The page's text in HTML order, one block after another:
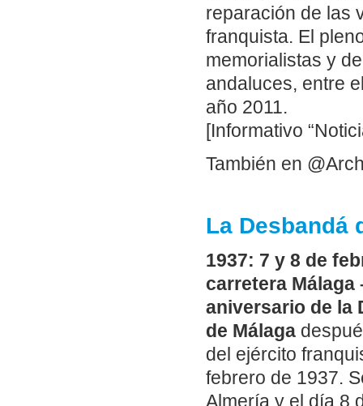
reparación de las
franquista. El
memorialistas y
andaluces, entre
año 2011.
[Informativo
También en
La Desbandá
1937: 7 y 8 de
carretera Málaga
aniversario de la
de Málaga
del ejército
febrero de 1937.
Almería y el día 8